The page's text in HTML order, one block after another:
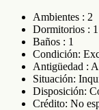
Ambientes : 2
Dormitorios : 1
Baños : 1
Condición:
Antigüedad :
Situación:
Disposición:
Crédito: No